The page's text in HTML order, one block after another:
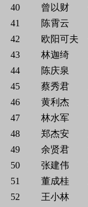
40
曾以财
41
陈霄云
42
欧阳可夫
43
林迦绮
44
陈庆泉
45
蔡秀君
46
黄利杰
47
林水军
48
郑杰安
49
余贤君
50
张建伟
51
董成桂
52
王小林